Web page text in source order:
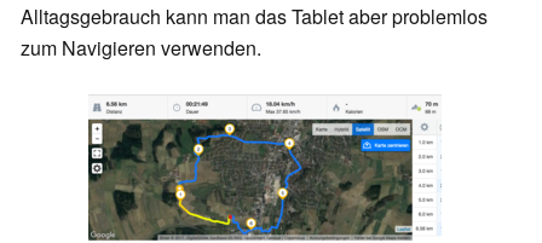
Alltagsgebrauch kann man das Tablet aber problemlos
zum Navigieren verwenden.